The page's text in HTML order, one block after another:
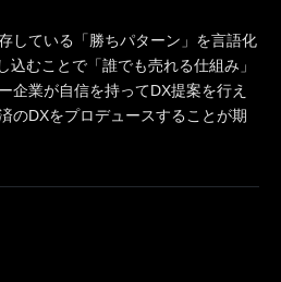
している「勝ちパターン」を言語化
込むことで「誰でも売れる仕組み」
企業が自信を持ってDX提案を行え
のDXをプロデュースすることが期